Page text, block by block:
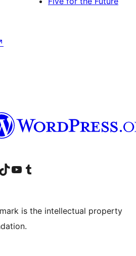
konto
our TikTok account
Visit our YouTube channel
Visit our Tumblr account
is the intellectual property